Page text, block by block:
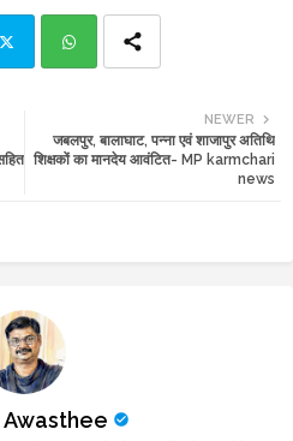
ats
NEWER
जबलपुर, बालाघाट, पन्ना एवं शाजापुर अतिथि
शिक्षकों का मानदेय आवंटित- MP karmchari
news